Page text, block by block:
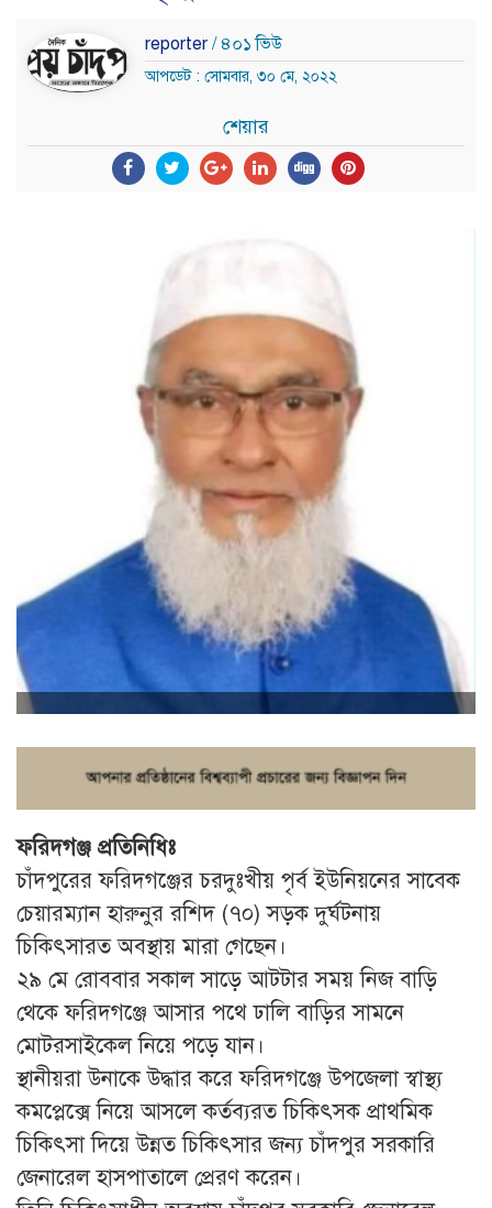
reporter / ৪০১ ভিউ
আপডেট : সোমবার, ৩০ মে, ২০২২
শেয়ার
ফরিদগঞ্জ প্রতিনিধিঃ
চাঁদপুরের ফরিদগঞ্জের চরদুঃখীয় পৃর্ব ইউনিয়নের সাবেক
চেয়ারম্যান হারুনুর রশিদ (৭০) সড়ক দুর্ঘটনায়
চিকিৎসারত অবস্থায় মারা গেছেন।
২৯ মে রোববার সকাল সাড়ে আটটার সময় নিজ বাড়ি
থেকে ফরিদগঞ্জে আসার পথে ঢালি বাড়ির সামনে
মোটরসাইকেল নিয়ে পড়ে যান।
স্থানীয়রা উনাকে উদ্ধার করে ফরিদগঞ্জে উপজেলা স্বাস্থ্য
কমপ্লেক্সে নিয়ে আসলে কর্তব্যরত চিকিৎসক প্রাথমিক
চিকিৎসা দিয়ে উন্নত চিকিৎসার জন্য চাঁদপুর সরকারি
জেনারেল হাসপাতালে প্রেরণ করেন।